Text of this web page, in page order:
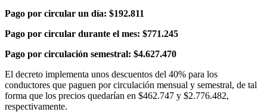
Pago por circular un día: $192.811
Pago por circular durante el mes: $771.245
Pago por circulación semestral: $4.627.470
El decreto implementa unos descuentos del 40% para los
conductores que paguen por circulación mensual y semestral, de tal
forma que los precios quedarían en $462.747 y $2.776.482,
respectivamente.